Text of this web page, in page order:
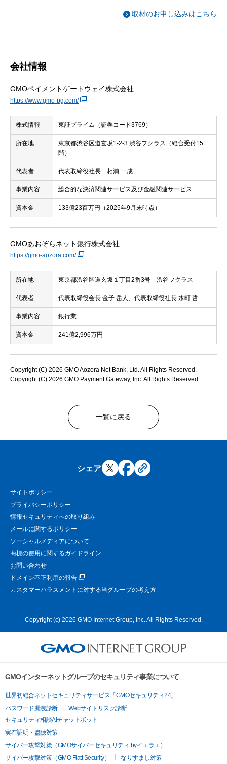
取材のお申し込みはこちら
会社情報
GMOペイメントゲートウェイ株式会社
https://www.gmo-pg.com/
株式情報 東証プライム（証券コード3769）
所在地
東京都渋谷区道玄坂1-2-3 渋谷フクラス（総合受付15
階）
代表者 代表取締役社長 相浦 一成
事業内容 総合的な決済関連サービス及び金融関連サービス
資本金 133億23百万円（2025年9月末時点）
GMOあおぞらネット銀行株式会社
https://gmo-aozora.com/
所在地 東京都渋谷区道玄坂１丁目2番3号 渋谷フクラス
代表者 代表取締役会長 金子 岳人、代表取締役社長 水町 哲
事業内容 銀行業
資本金 241億2,996万円
Copyright (C) 2026 GMO Aozora Net Bank, Ltd. All Rights Reserved.
Copyright (C) 2026 GMO Payment Gateway, Inc. All Rights Reserved.
一覧に戻る
シェア
サイトポリシー
プライバシーポリシー
情報セキュリティへの取り組み
メールに関するポリシー
ソーシャルメディアについて
商標の使用に関するガイドライン
お問い合わせ
ドメイン不正利用の報告
カスタマーハラスメントに対する当グループの考え方
Copyright (c) 2026 GMO Internet Group, Inc. All Rights Reserved.
GMOインターネットグループのセキュリティ事業について
世界初総合ネットセキュリティサービス「GMOセキュリティ24」
パスワード漏洩診断
Webサイトリスク診断
セキュリティ相談AIチャットボット
実在証明・盗聴対策
サイバー攻撃対策（GMOサイバーセキュリティ byイエラエ）
サイバー攻撃対策（GMO Flatt Security）
なりすまし対策